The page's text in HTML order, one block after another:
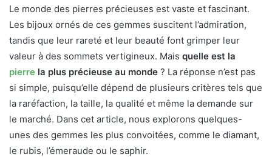
Le monde des pierres précieuses est vaste et fascinant.
Les bijoux ornés de ces gemmes suscitent l’admiration,
tandis que leur rareté et leur beauté font grimper leur
valeur à des sommets vertigineux. Mais quelle est la
pierre la plus précieuse au monde ? La réponse n’est pas
si simple, puisqu’elle dépend de plusieurs critères tels que
la raréfaction, la taille, la qualité et même la demande sur
le marché. Dans cet article, nous explorons quelques-
unes des gemmes les plus convoitées, comme le diamant,
le rubis, l’émeraude ou le saphir.